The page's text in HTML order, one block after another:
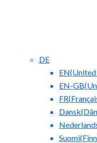
DE
EN(United
EN-GB(
FR(
Dansk(
Suomi(